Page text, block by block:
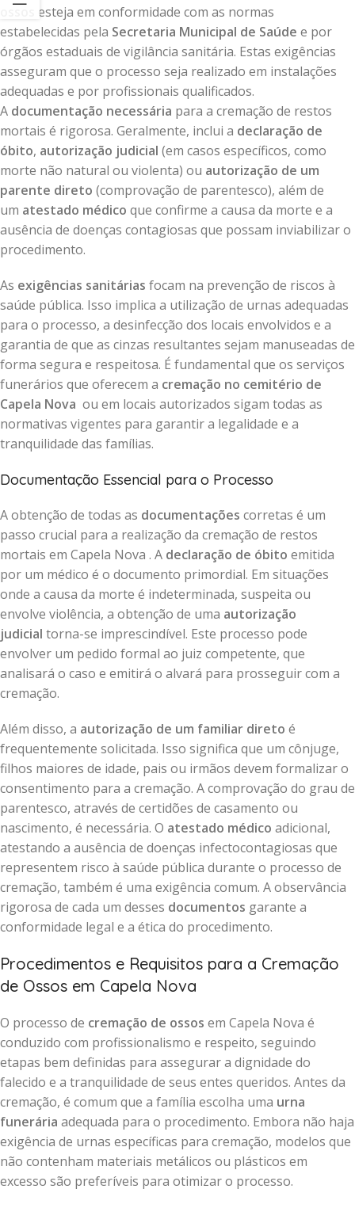
esteja em conformidade com as normas
estabelecidas pela Secretaria Municipal de Saúde e por
órgãos estaduais de vigilância sanitária. Estas exigências
asseguram que o processo seja realizado em instalações
adequadas e por profissionais qualificados.
A documentação necessária para a cremação de restos
mortais é rigorosa. Geralmente, inclui a declaração de
óbito, autorização judicial (em casos específicos, como
morte não natural ou violenta) ou autorização de um
parente direto (comprovação de parentesco), além de
um atestado médico que confirme a causa da morte e a
ausência de doenças contagiosas que possam inviabilizar o
procedimento.
As exigências sanitárias focam na prevenção de riscos à
saúde pública. Isso implica a utilização de urnas adequadas
para o processo, a desinfecção dos locais envolvidos e a
garantia de que as cinzas resultantes sejam manuseadas de
forma segura e respeitosa. É fundamental que os serviços
funerários que oferecem a cremação no cemitério de
Capela Nova ou em locais autorizados sigam todas as
normativas vigentes para garantir a legalidade e a
tranquilidade das famílias.
Documentação Essencial para o Processo
A obtenção de todas as documentações corretas é um
passo crucial para a realização da cremação de restos
mortais em Capela Nova . A declaração de óbito emitida
por um médico é o documento primordial. Em situações
onde a causa da morte é indeterminada, suspeita ou
envolve violência, a obtenção de uma autorização
judicial torna-se imprescindível. Este processo pode
envolver um pedido formal ao juiz competente, que
analisará o caso e emitirá o alvará para prosseguir com a
cremação.
Além disso, a autorização de um familiar direto é
frequentemente solicitada. Isso significa que um cônjuge,
filhos maiores de idade, pais ou irmãos devem formalizar o
consentimento para a cremação. A comprovação do grau de
parentesco, através de certidões de casamento ou
nascimento, é necessária. O atestado médico adicional,
atestando a ausência de doenças infectocontagiosas que
representem risco à saúde pública durante o processo de
cremação, também é uma exigência comum. A observância
rigorosa de cada um desses documentos garante a
conformidade legal e a ética do procedimento.
Procedimentos e Requisitos para a Cremação
de Ossos em Capela Nova
O processo de cremação de ossos em Capela Nova é
conduzido com profissionalismo e respeito, seguindo
etapas bem definidas para assegurar a dignidade do
falecido e a tranquilidade de seus entes queridos. Antes da
cremação, é comum que a família escolha uma urna
funerária adequada para o procedimento. Embora não haja
exigência de urnas específicas para cremação, modelos que
não contenham materiais metálicos ou plásticos em
excesso são preferíveis para otimizar o processo.